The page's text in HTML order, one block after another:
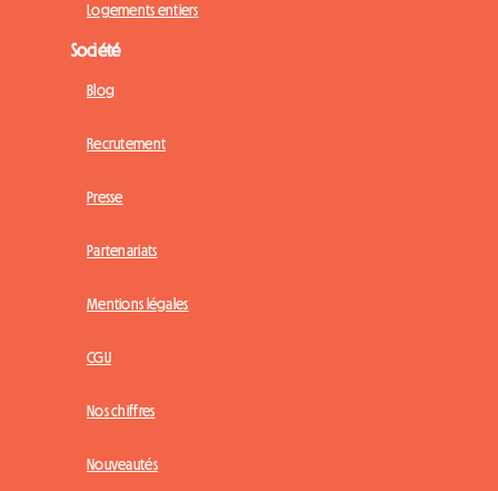
Logements entiers
Société
Blog
Recrutement
Presse
Partenariats
Mentions légales
CGU
Nos chiffres
Nouveautés